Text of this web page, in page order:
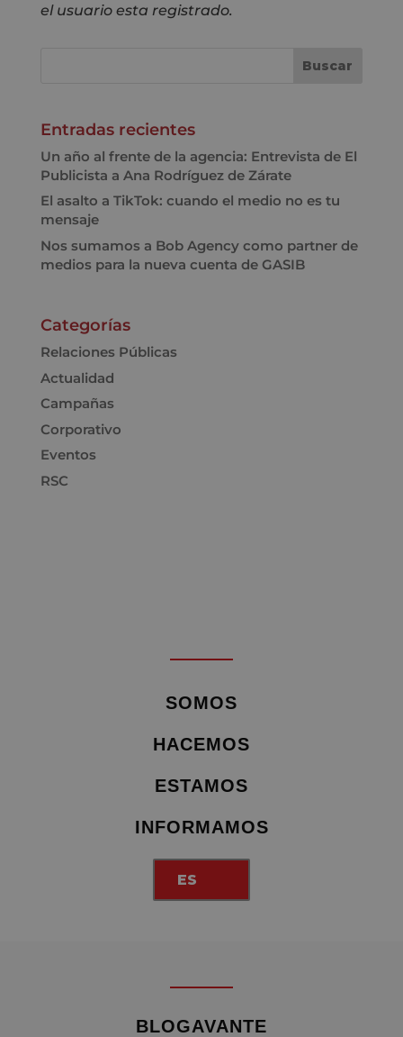
el usuario esta registrado.
Entradas recientes
Un año al frente de la agencia: Entrevista de El
Publicista a Ana Rodríguez de Zárate
El asalto a TikTok: cuando el medio no es tu
mensaje
Nos sumamos a Bob Agency como partner de
medios para la nueva cuenta de GASIB
Categorías
Relaciones Públicas
Actualidad
Campañas
Corporativo
Eventos
RSC
SOMOS
HACEMOS
ESTAMOS
INFORMAMOS
ES
BLOGAVANTE